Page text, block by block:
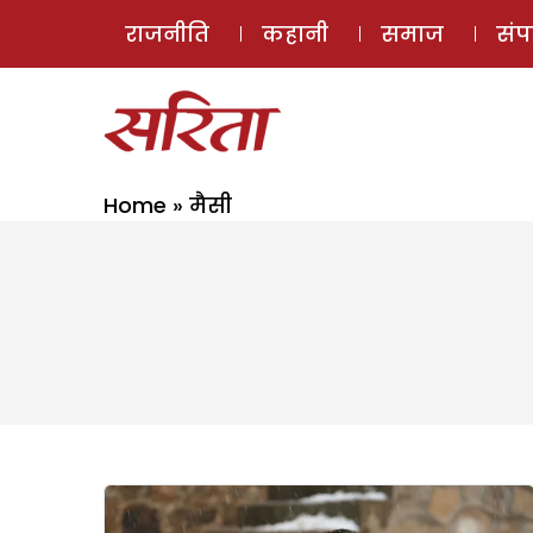
राजनीति कहानी समाज
Home » मैसी